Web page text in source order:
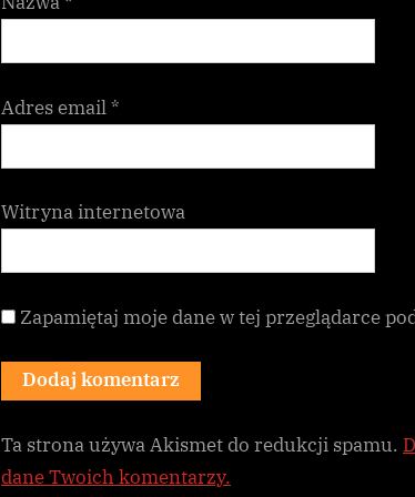
Adres email*
Witryna internetowa
Zapamiętaj moje dane w tej przeglądarce
Ta strona używa Akismet do redukcji spamu.
dane Twoich komentarzy.